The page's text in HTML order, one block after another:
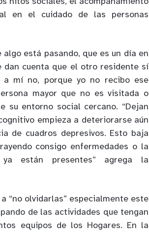
en el cuidado de las personas
está pasando, que es un día en
dan cuenta que el otro residente sí
mí no, porque yo no recibo ese
mayor que no es visitada o
su entorno social cercano. “Dejan
empieza a deteriorarse aún
de cuadros depresivos. Esto baja
consigo enfermedades o la
están presentes” agrega la
“no olvidarlas” especialmente este
de las actividades que tengan
equipos de los Hogares. En la